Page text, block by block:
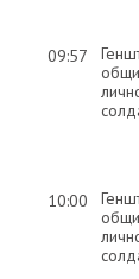
09:57
10:00